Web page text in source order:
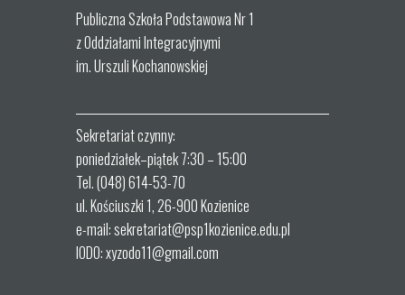
Publiczna Szkoła Podstawowa Nr 1
z Oddziałami Integracyjnymi
im. Urszuli Kochanowskiej
Sekretariat czynny:
poniedziałek–piątek 7:30 – 15:00
Tel. (048) 614-53-70
ul. Kościuszki 1, 26-900 Kozienice
e-mail: sekretariat@psp1kozienice.edu.pl
IODO: xyzodo11@gmail.com